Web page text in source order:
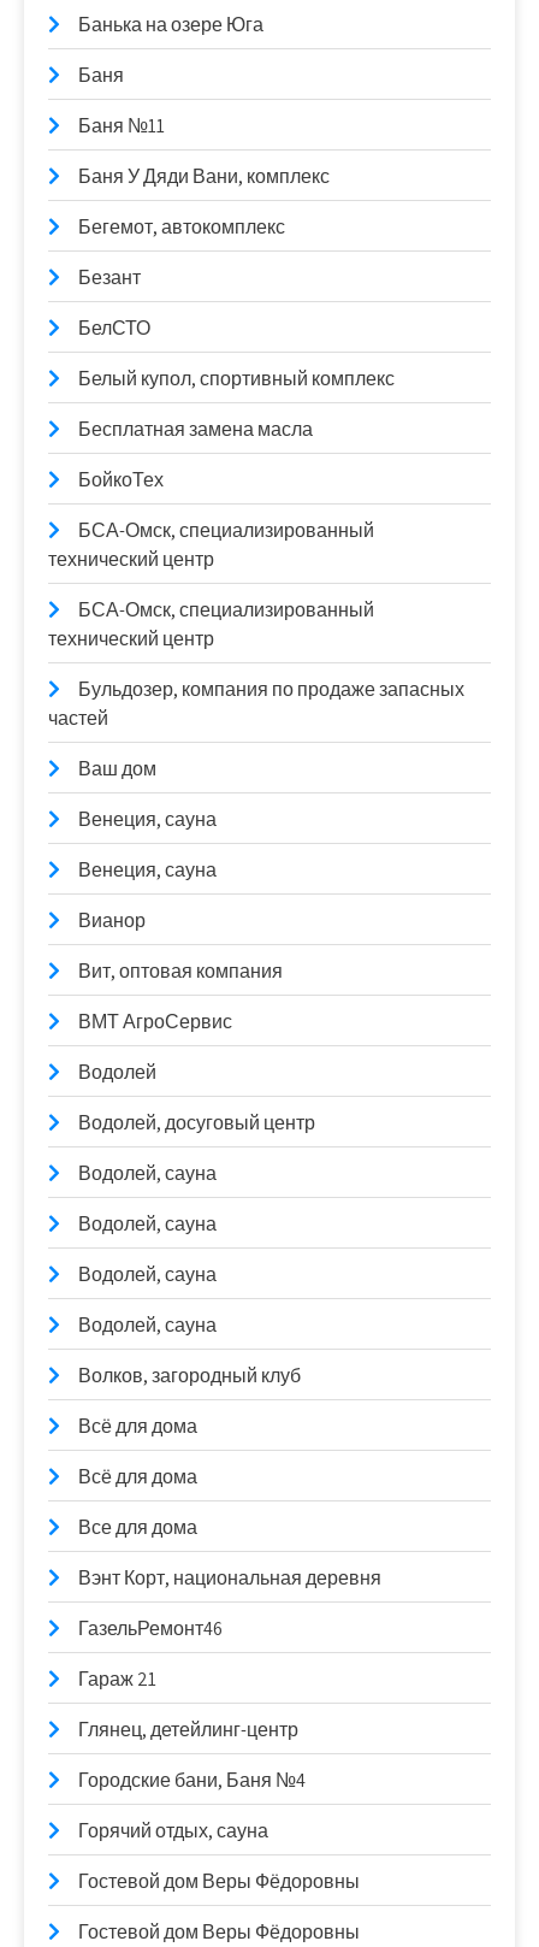
Банька на озере Юга
Баня
Баня №11
Баня У Дяди Вани, комплекс
Бегемот, автокомплекс
Безант
БелСТО
Белый купол, спортивный комплекс
Бесплатная замена масла
БойкоТех
БСА-Омск, специализированный
технический центр
БСА-Омск, специализированный
технический центр
Бульдозер, компания по продаже запасных
частей
Ваш дом
Венеция, сауна
Венеция, сауна
Вианор
Вит, оптовая компания
ВМТ АгроСервис
Водолей
Водолей, досуговый центр
Водолей, сауна
Водолей, сауна
Водолей, сауна
Водолей, сауна
Волков, загородный клуб
Всё для дома
Всё для дома
Все для дома
Вэнт Корт, национальная деревня
ГазельРемонт46
Гараж 21
Глянец, детейлинг-центр
Городские бани, Баня №4
Горячий отдых, сауна
Гостевой дом Веры Фёдоровны
Гостевой дом Веры Фёдоровны